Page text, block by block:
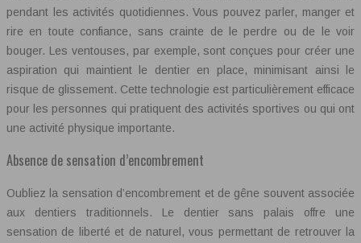
pendant les activités quotidiennes. Vous pouvez parler, manger et
rire en toute confiance, sans crainte de le perdre ou de le voir
bouger. Les ventouses, par exemple, sont conçues pour créer une
aspiration qui maintient le dentier en place, minimisant ainsi le
risque de glissement. Cette technologie est particulièrement efficace
pour les personnes qui pratiquent des activités sportives ou qui ont
une activité physique importante.
Absence de sensation d’encombrement
Oubliez la sensation d’encombrement et de gêne souvent associée
aux dentiers traditionnels. Le dentier sans palais offre une
sensation de liberté et de naturel, vous permettant de retrouver la